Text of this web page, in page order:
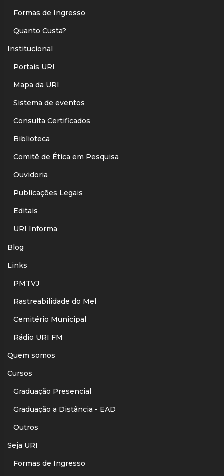
Formas de Ingresso
Quanto Custa?
Institucional
Portais URI
Mapa da URI
Sistema de eventos
Consulta Certificados
Biblioteca
Comitê de Ética em Pesquisa
Ouvidoria
Publicações Legais
Editais
URI Informa
Blog
Links
PMTVJ
Rastreabilidade do Mel
Cemitério Municipal
Rádio URI FM
Quem somos
Cursos
Graduação Presencial
Graduação a Distância - EAD
Outros
Seja URI
Formas de Ingresso